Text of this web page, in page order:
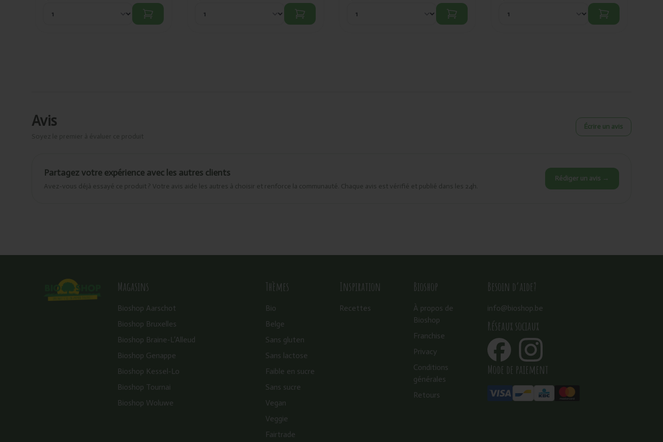
Avis Écrire un avis
Partagez votre expérience avec les autres clients
Avez-vous déjà essayé ce produit ? Votre avis aide les autres à choisir et renforce la communauté. Chaque avis est vérifié et publié dans les 24h.
Rédiger un avis →
Magasins
Bioshop Aarschot
Bioshop Bruxelles
Bioshop Braine-L’Alleud
Bioshop Genappe
Bioshop Kessel-Lo
Bioshop Tournai
Bioshop Woluwe
Thèmes
Bio
Belge
Sans gluten
Sans lactose
Faible en sucre
Sans sucre
Vegan
Veggie
Fairtrade
Inspiration
Recettes
Bioshop
À propos de
Bioshop
Franchise
Privacy
Conditions
générales
Retours
Besoin d’aide?
info@bioshop.be
Réseaux sociaux
Mode de paiement